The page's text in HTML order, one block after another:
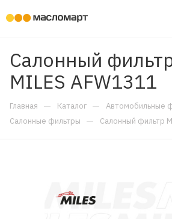
Салонный
MILES AFW1311
Главная — Каталог — Автомобильные
Салонные фильтры — Салонный фильтр